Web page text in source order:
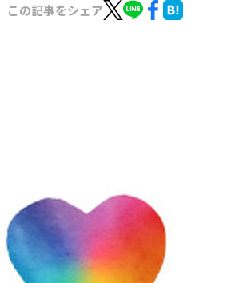
この記事をシェア